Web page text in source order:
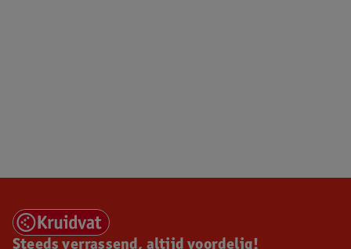
Steeds verrassend, altijd voordelig!